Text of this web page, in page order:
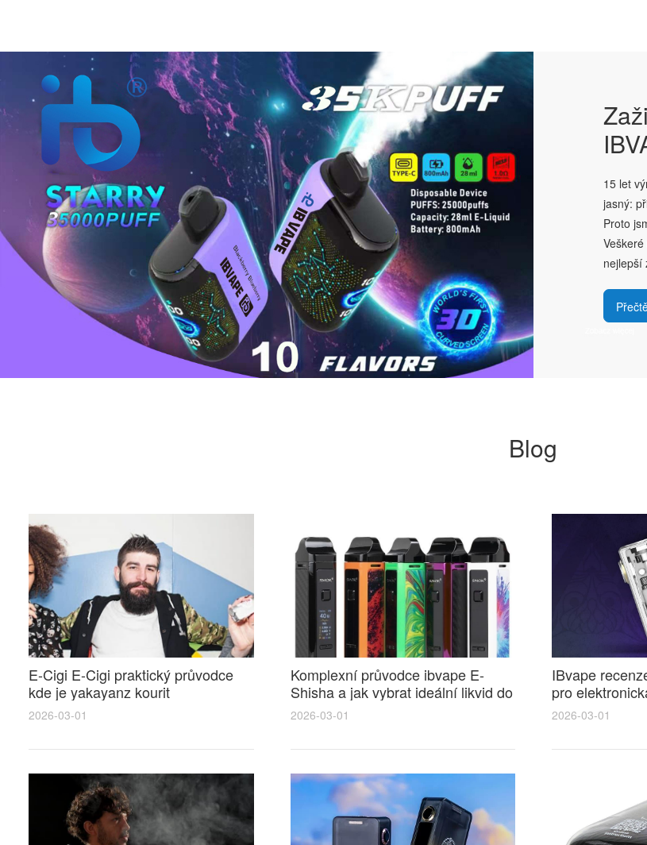
15 let
jasný:
Proto
nejlepší
Blog
E-Cigi E-Cigi praktický průvodce
kde je yakayanz kourit
elektronickou cigaretu pravidla
místa a uživatelské tipy
2026-03-01
Komplexní průvodce ibvape E-
Shisha a jak vybrat ideální likvid do
elektronické cigarety pro plnou chuť
2026-03-01
IBvape
pro
srovnání cen a
2026-03-01